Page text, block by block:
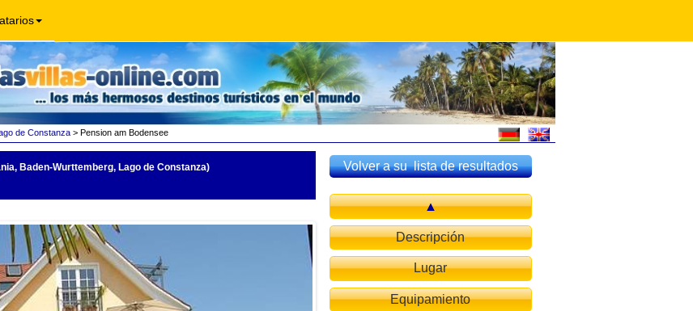
de Constanza> Pension am Bodensee
Baden-Wurttemberg, Lago de Constanza) Volver a su lista de resultados
Descripción
Lugar
Equipamiento